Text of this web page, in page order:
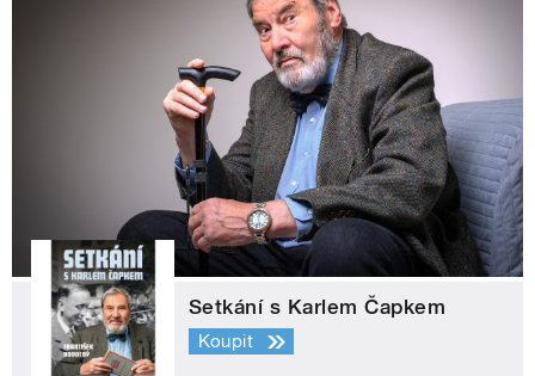
Setkání s Karlem Čapkem
Koupit